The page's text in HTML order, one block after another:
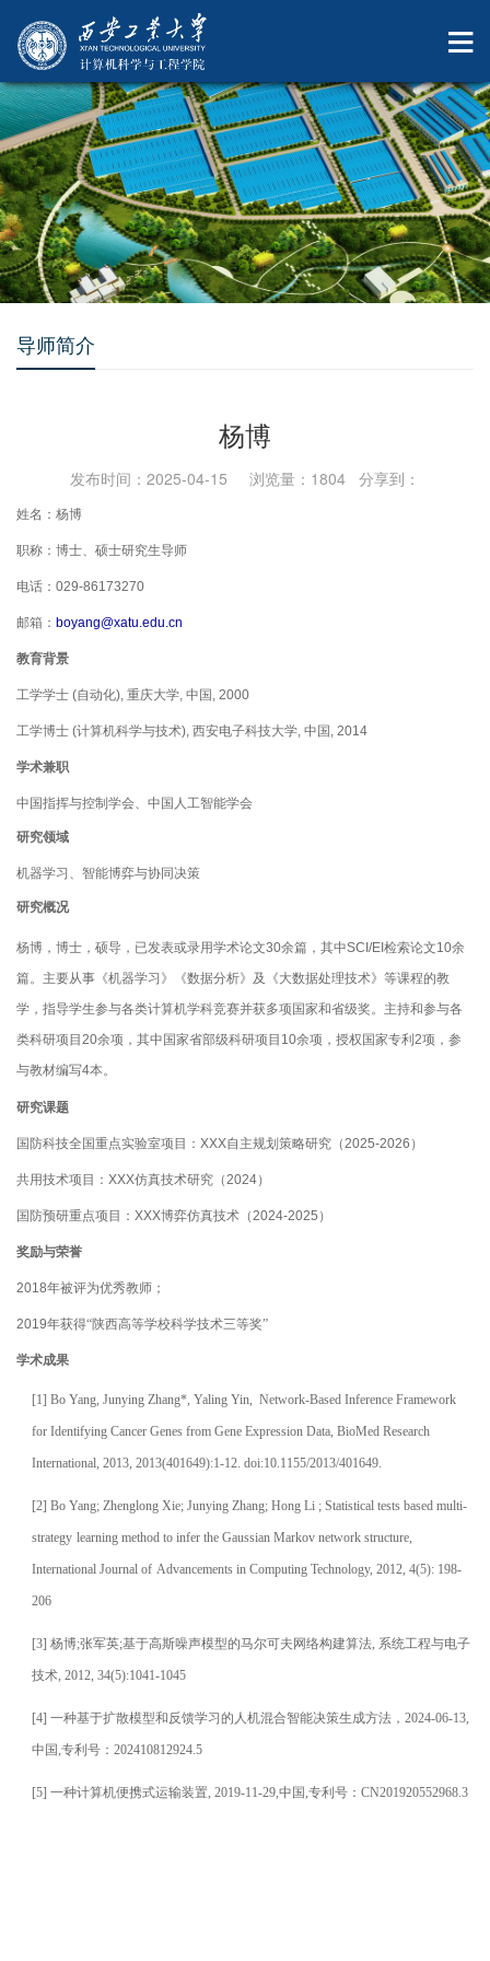
导师简介
杨博
发布时间：2025-04-15 浏览量： 1804 分享到：
姓名： 杨博
职称： 博士、硕士研究生导师
电话： 029-86173270
邮箱： boyang@xatu.edu.cn
教育背景
工学学士 (自动化), 重庆大学, 中国 , 2000
工学博士 (计算机科学与技术), 西安电子科技大学, 中国 , 2014
学术兼职
中国指挥与控制学会 中国人工智能学会
研究领域
机器学习、智能博弈与协同决策
研究概况
杨博，博士，硕导，已发表或录用学术论文30余篇，其中SCI/EI 检索论文10余
篇。主要从事《机器学习》《数据分析》及《大数据处理技术》等课程的教
学，指导学生参与各类计算机学科竞赛并获多项国家和省级奖。主持和参与各
类科研项目 20余项，其中国家省部级科研项目 10余项，授权国家专利 2项，参
与教材编写4本。
研究课题
国防科技全国重点实验室项目 ： XXX自主规划策略研究 （2025-2026 ）
共用技术项目 ： XXX仿真技术研究（2024）
国防预研重点项目： XXX博弈仿真技术 （2024-2025 ）
奖励与荣誉
2018年被评为优秀教师；
2019年获得“陕西高等学校科学技术三等奖”
学术成果
[1] Bo Yang, Junying Zhang*, Yaling Yin, Network-Based Inference Framework
for Identifying Cancer Genes from Gene Expression Data, BioMed Research
International, 2013, 2013(401649):1-12. doi:10.1155/2013/401649.
[2] Bo Yang; Zhenglong Xie; Junying Zhang; Hong Li ; Statistical tests based multi-
strategy learning method to infer the Gaussian Markov network structure,
International Journal of Advancements in Computing Technology, 2012, 4(5): 198-
206
[3] 杨博;张军英;基于高斯噪声模型的马尔可夫网络构建算法, 系统工程与电子
技术, 2012, 34(5):1041-1045
[4] 一种基于扩散模型和反馈学习的人机混合智能决策生成方法， 2024-06-13,
中国,专利号： 202410812924.5
[5] 一种计算机便携式运输装置, 2019-11-29,中国,专利号： CN201920552968.3